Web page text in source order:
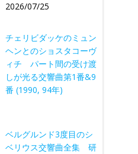
2026/07/25
チェリビダッケのミュン
ヘンとのショスタコーヴ
ィチ パート間の受け渡
しが光る交響曲第1番&9
番 (1990, 94年)
ベルグルンド3度目のシ
ベリウス交響曲全集 研